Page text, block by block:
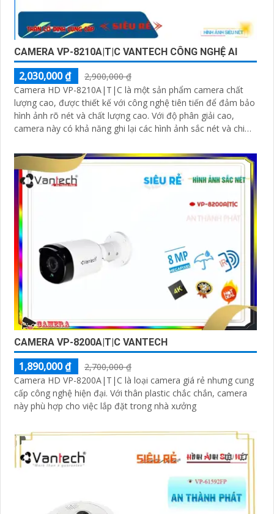
CAMERA VP-8210A|T|C VANTECH CÔNG NGHỆ AI
2,030,000 ₫
2,900,000 ₫
Camera HD VP-8210A|T|C là một sản phẩm camera chất
lượng cao, được thiết kế với công nghệ tiên tiến để đảm bảo
hình ảnh rõ nét và chất lượng cao. Với độ phân giải cao,
camera này có khả năng ghi lại các hình ảnh sắc nét và chi
CAMERA VP-8200A|T|C VANTECH
1,890,000 ₫
2,700,000 ₫
Camera HD VP-8200A|T|C là loại camera giá rẻ nhưng cung
cấp công nghệ hiện đại. Với thân plastic chắc chắn, camera
này phù hợp cho việc lắp đặt trong nhà xưởng